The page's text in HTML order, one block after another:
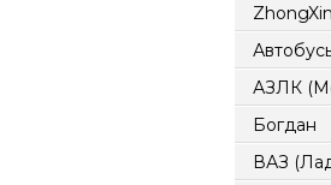
АЗЛК
Богдан
ВАЗ